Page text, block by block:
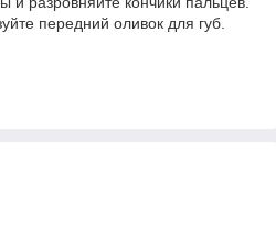
передний оливок для губ.